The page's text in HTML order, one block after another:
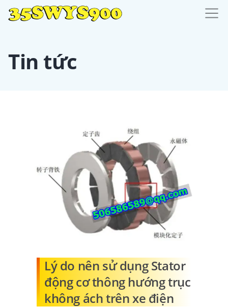
Tin tức
Lý do nên sử dụng Stator
động cơ thông hướng trục
không ách trên xe điện